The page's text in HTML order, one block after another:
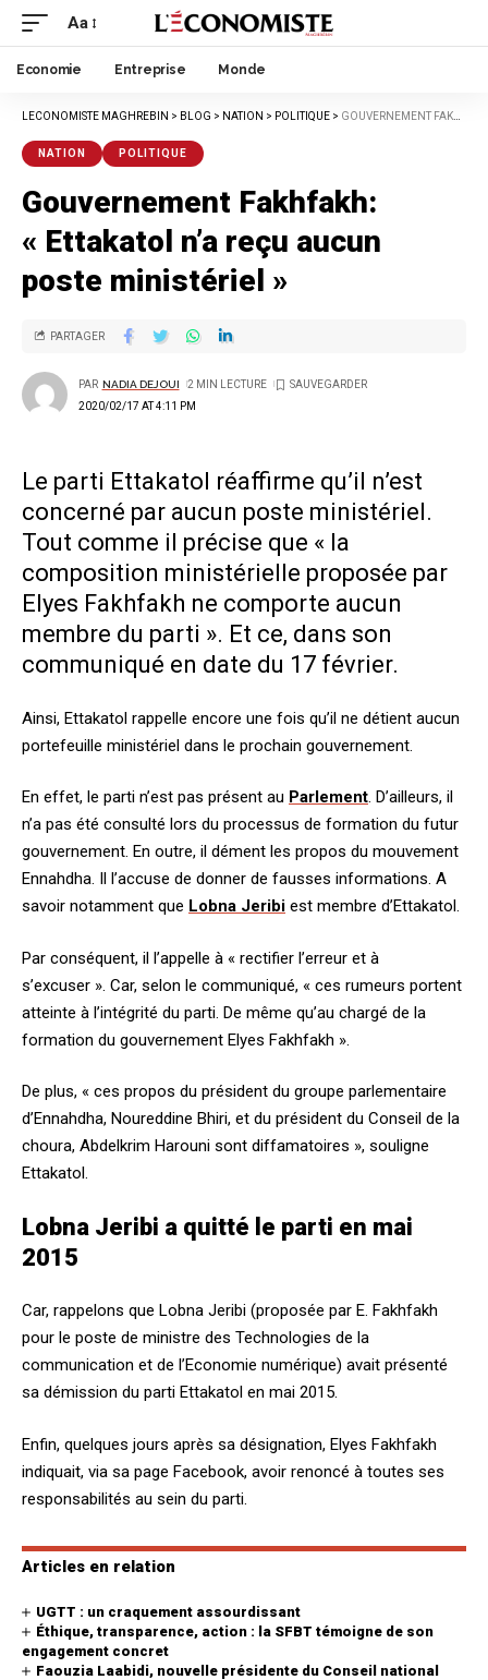
Aa
Economie Entreprise Monde
LECONOMISTE MAGHREBIN > BLOG > NATION > POLITIQUE > GOUVERNEMENT FAKHFAKH: « ETTAKATOL N’A REÇU AUCUN POSTE MINISTÉRIEL »
NATION POLITIQUE
Gouvernement Fakhfakh:
« Ettakatol n’a reçu aucun
poste ministériel »
2020/02/17 AT 4:11 PM
PAR NADIA DEJOUI 2 MIN LECTURE
PARTAGER
Le parti Ettakatol réaffirme qu’il n’est
concerné par aucun poste ministériel.
Tout comme il précise que « la
composition ministérielle proposée par
Elyes Fakhfakh ne comporte aucun
membre du parti ». Et ce, dans son
communiqué en date du 17 février.
Ainsi, Ettakatol rappelle encore une fois qu’il ne détient aucun
portefeuille ministériel dans le prochain gouvernement.
En effet, le parti n’est pas présent au Parlement. D’ailleurs, il
n’a pas été consulté lors du processus de formation du futur
gouvernement. En outre, il dément les propos du mouvement
Ennahdha. Il l’accuse de donner de fausses informations. A
savoir notamment que Lobna Jeribi est membre d’Ettakatol.
Par conséquent, il l’appelle à « rectifier l’erreur et à
s’excuser ». Car, selon le communiqué, « ces rumeurs portent
atteinte à l’intégrité du parti. De même qu’au chargé de la
formation du gouvernement Elyes Fakhfakh ».
De plus, « ces propos du président du groupe parlementaire
d’Ennahdha, Noureddine Bhiri, et du président du Conseil de la
choura, Abdelkrim Harouni sont diffamatoires », souligne
Ettakatol.
Lobna Jeribi a quitté le parti en mai
2015
Car, rappelons que Lobna Jeribi (proposée par E. Fakhfakh
pour le poste de ministre des Technologies de la
communication et de l’Economie numérique) avait présenté
sa démission du parti Ettakatol en mai 2015.
Enfin, quelques jours après sa désignation, Elyes Fakhfakh
indiquait, via sa page Facebook, avoir renoncé à toutes ses
responsabilités au sein du parti.
Articles en relation
UGTT : un craquement assourdissant
Éthique, transparence, action : la SFBT témoigne de son
engagement concret
Faouzia Laabidi, nouvelle présidente du Conseil national